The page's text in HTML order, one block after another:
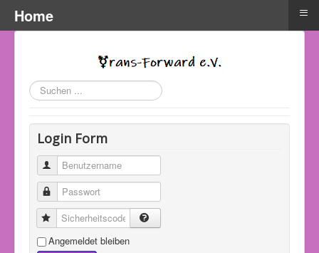
Suchen
...
Login Form
Benutzername
Passwort
Sicherheitscode
Angemeldet bleiben
Home ≡